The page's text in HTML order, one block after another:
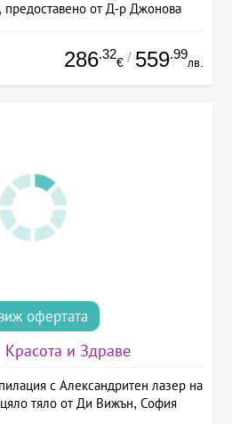
предоставено от Д-р Джонова
286.32
€ / 559.99
лв.
офертата
Красота и Здраве
с Александритен лазер на
тяло от Ди Вижън, София